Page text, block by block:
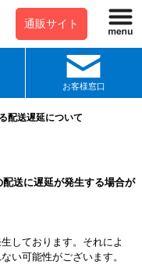
通販サイト
お客様窓口
配送遅延について
送に遅延が発生する場合が
しております。それによ
い可能性がございます。